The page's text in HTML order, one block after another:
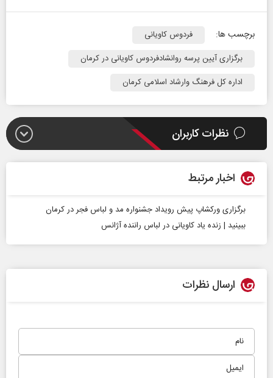
برچسب ها:
فردوس کاویانی
برگزاری آیین پرسه روانشادفردوس کاویانی در کرمان
اداره کل فرهنگ وارشاد اسلامی کرمان
نظرات کاربران
اخبار مرتبط
برگزاری ورکشاپ پیش رویداد جشنواره مد و لباس فجر در کرمان
ببینید | زنده یاد کاویانی در لباس راننده آژانس
ارسال نظرات